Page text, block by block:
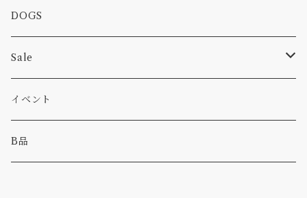
カー
小物
パンツ
パーカー・トレーナー
ピン
コーヒー
食べ物
DOGS
Sale
カー
キャンプ
イベント
B品